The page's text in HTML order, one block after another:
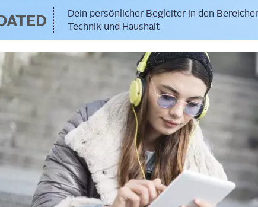
Dein persönlicher Begleiter in den
Technik und Haushalt